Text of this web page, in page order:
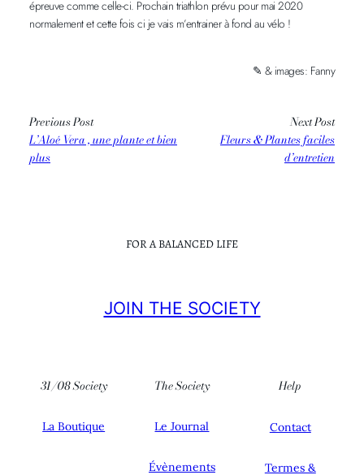
épreuve comme celle-ci. Prochain triathlon prévu pour mai 2020
normalement et cette fois ci je vais m’entrainer à fond au vélo !
✎ & images: Fanny
Previous Post
L’Aloé Vera , une plante et bien
plus
Next Post
Fleurs & Plantes faciles
d’entretien
FOR A BALANCED LIFE
JOIN THE SOCIETY
31/08 Society
La Boutique
The Society
Le Journal
Évènements
Help
Contact
Termes &